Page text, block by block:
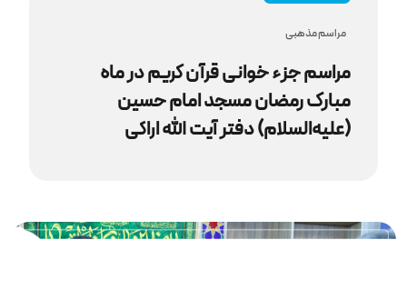
مراسم مذهبى
مراسم جزء خوانی قرآن کریم در ماه
مبارک رمضان مسجد امام حسین
(علیه‌السلام) دفتر آیت‌ الله اراکی